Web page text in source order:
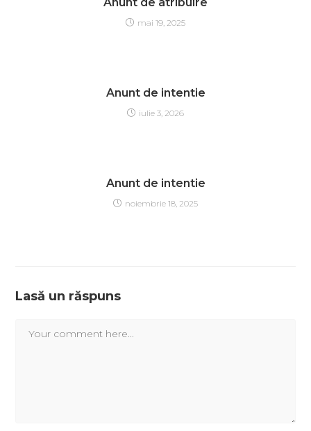
mai 19, 2025
Anunt de intentie
iulie 3, 2026
Anunt de intentie
noiembrie 18, 2025
Lasă un răspuns